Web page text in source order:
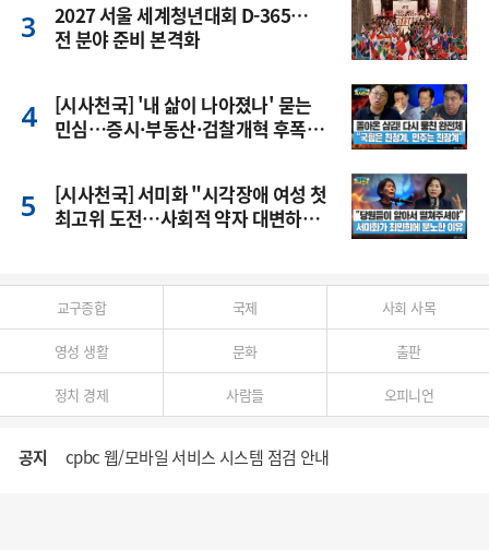
2027 서울 세계청년대회 D-365…
전 분야 준비 본격화
[시사천국] '내 삶이 나아졌나' 묻는
민심…증시·부동산·검찰개혁 후폭
[시사천국] 서미화 "시각장애 여성 첫
최고위 도전…사회적 약자 대변하겠
교구종합 국제 사회 사목
영성 생활 문화 출판
정치 경제 사람들 오피니언
공지 cpbc 웹/모바일 서비스 시스템 점검 안내